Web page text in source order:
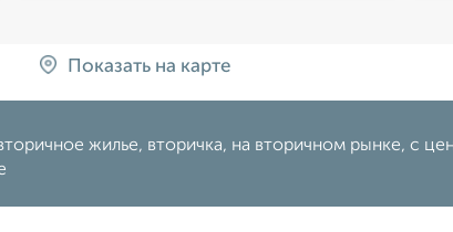
Показать на карте
жилье, вторичка, на вторичном рынке, c